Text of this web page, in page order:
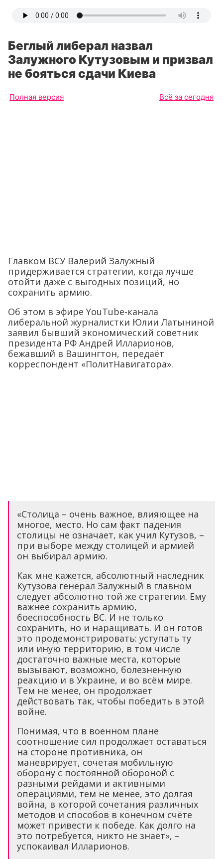
Беглый либерал назвал
Залужного Кутузовым и призвал
не бояться сдачи Киева
Полная версия Всё за сегодня
Главком ВСУ Валерий Залужный
придерживается стратегии, когда лучше
отойти даже с выгодных позиций, но
сохранить армию.
Об этом в эфире YouTube-канала
либеральной журналистки Юлии Латыниной
заявил бывший экономический советник
президента РФ Андрей Илларионов,
бежавший в Вашингтон, передаёт
корреспондент «ПолитНавигатора».
«Столица – очень важное, влияющее на
многое, место. Но сам факт падения
столицы не означает, как учил Кутузов, –
при выборе между столицей и армией
он выбирал армию.
Как мне кажется, абсолютный наследник
Кутузова генерал Залужный в главном
следует абсолютно той же стратегии. Ему
важнее сохранить армию,
боеспособность ВС. И не только
сохранить, но и наращивать. И он готов
это продемонстрировать: уступать ту
или иную территорию, в том числе
достаточно важные места, которые
вызывают, возможно, болезненную
реакцию и в Украине, и во всём мире.
Тем не менее, он продолжает
действовать так, чтобы победить в этой
войне.
Понимая, что в военном плане
соотношение сил продолжает оставаться
на стороне противника, он
маневрирует, сочетая мобильную
оборону с постоянной обороной с
разными рейдами и активными
операциями, тем не менее, это долгая
война, в которой сочетания различных
методов и способов в конечном счёте
может привести к победе. Как долго на
это потребуется, никто не знает», –
успокаивал Илларионов.